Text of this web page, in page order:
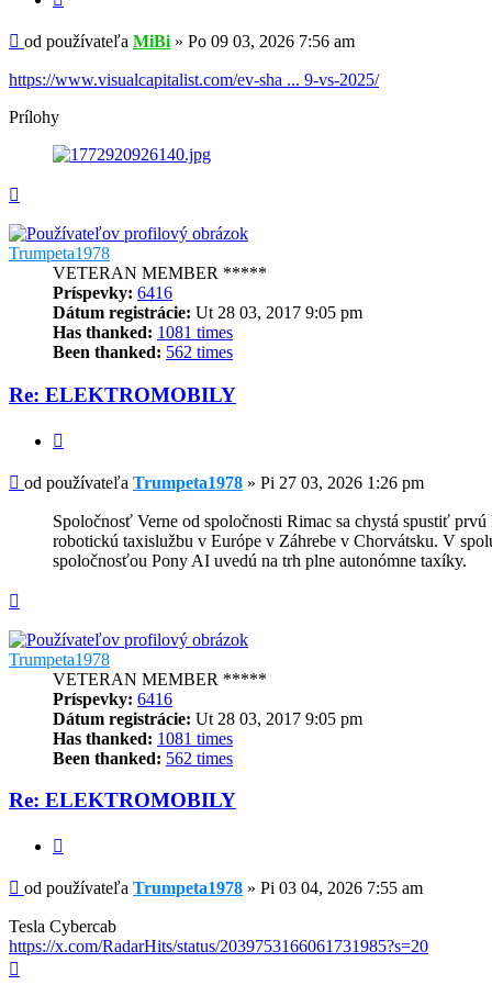
Príspevok
od používateľa MiBi » Po 09 03, 2026 7:56 am
https://www.visualcapitalist.com/ev-sha ... 9-vs-2025/
Prílohy
Trumpeta1978
VETERAN MEMBER *****
Príspevky: 6416
Dátum registrácie: Ut 28 03, 2017 9:05 pm
Has thanked: 1081 times
Been thanked: 562 times
Re: ELEKTROMOBILY
Príspevok
od používateľa Trumpeta1978 » Pi 27 03, 2026 1:26 pm
Spoločnosť Verne od spoločnosti Rimac sa chystá spustiť prvú
robotickú taxislužbu v Európe v Záhrebe v Chorvátsku. V
spoločnosťou Pony AI uvedú na trh plne autonómne taxíky.
Trumpeta1978
VETERAN MEMBER *****
Príspevky: 6416
Dátum registrácie: Ut 28 03, 2017 9:05 pm
Has thanked: 1081 times
Been thanked: 562 times
Re: ELEKTROMOBILY
Príspevok
od používateľa Trumpeta1978 » Pi 03 04, 2026 7:55 am
Tesla Cybercab
https://x.com/RadarHits/status/2039753166061731985?s=20